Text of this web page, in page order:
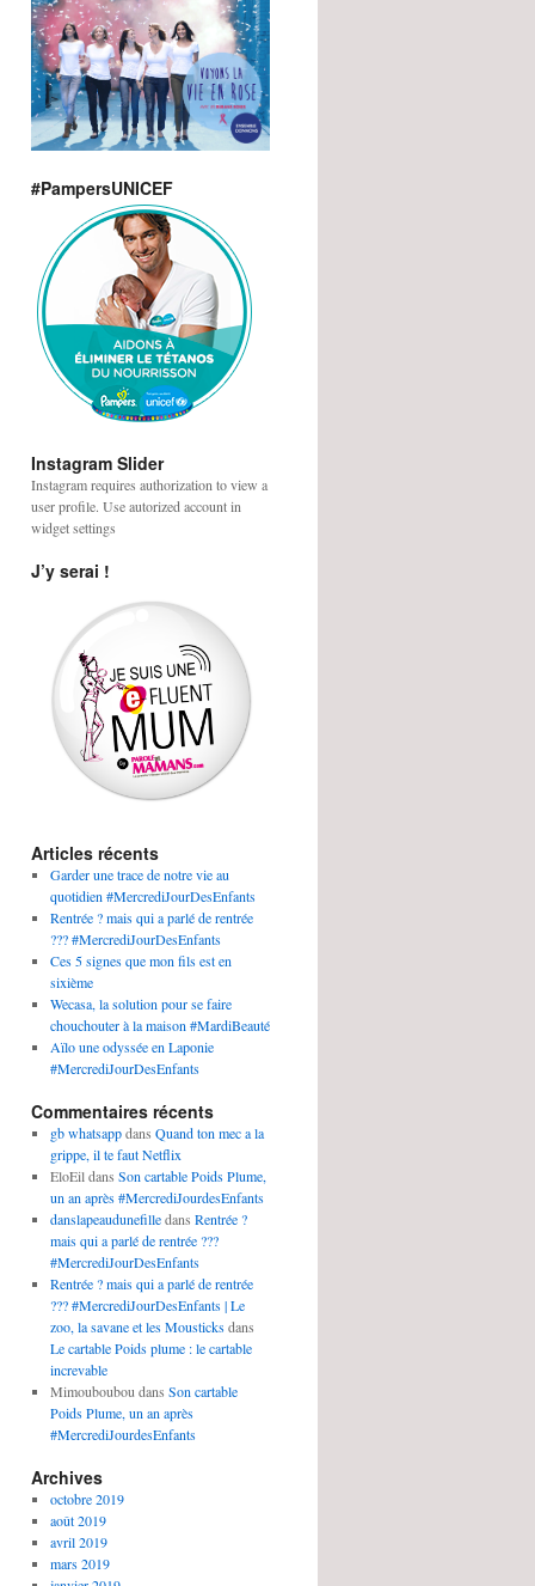
#PampersUNICEF
Instagram Slider
Instagram requires authorization to view a
user profile. Use autorized account in
widget settings
J’y serai !
Articles récents
Garder une trace de notre vie au
quotidien #MercrediJourDesEnfants
Rentrée ? mais qui a parlé de rentrée
??? #MercrediJourDesEnfants
Ces 5 signes que mon fils est en
sixième
Wecasa, la solution pour se faire
chouchouter à la maison #MardiBeauté
Aïlo une odyssée en Laponie
#MercrediJourDesEnfants
Commentaires récents
gb whatsappdans Quand ton mec a la
grippe, il te faut Netflix
EloEildans Son cartable Poids Plume,
un an après #MercrediJourdesEnfants
danslapeaudunefilledans Rentrée ?
mais qui a parlé de rentrée ???
#MercrediJourDesEnfants
Rentrée ? mais qui a parlé de rentrée
??? #MercrediJourDesEnfants | Le
zoo, la savane et les Mousticksdans
Le cartable Poids plume : le cartable
increvable
Mimoubouboudans Son cartable
Poids Plume, un an après
#MercrediJourdesEnfants
Archives
octobre 2019
août 2019
avril 2019
mars 2019